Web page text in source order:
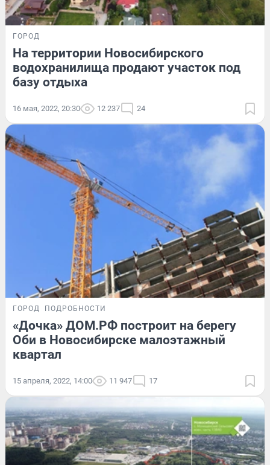
ГОРОД
На территории Новосибирского
водохранилища продают участок под
базу отдыха
16 мая, 2022, 20:30 12 237 24
ГОРОД ПОДРОБНОСТИ
«Дочка» ДОМ.РФ построит на берегу
Оби в Новосибирске малоэтажный
квартал
15 апреля, 2022, 14:00 11 947 17